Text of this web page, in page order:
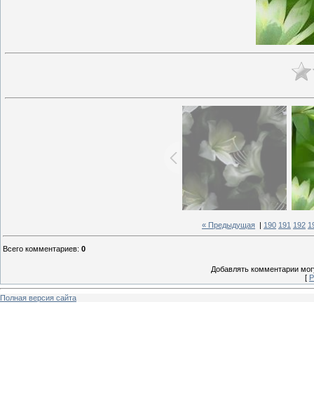
« Предыдущая 190 191 192
Всего комментариев: 0
Добавлять комментарии
[
Полная версия сайта